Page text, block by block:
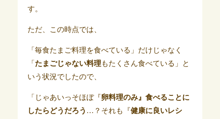
す。
ただ、この時点では、
「毎食たまご料理を食べている」だけじゃなく
「 たまごじゃない料理もたくさん食べている」と
いう状況でしたので、
「じゃあいっそほぼ『卵料理のみ』食べることに
したらどうだろう …？それも『健康に良いレシ